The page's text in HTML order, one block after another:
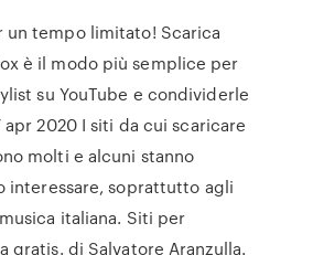
un tempo limitato! Scarica
è il modo più semplice per
su YouTube e condividerle
apr 2020 I siti da cui scaricare
molti e alcuni stanno
interessare, soprattutto agli
italiana. Siti per
gratis. di Salvatore Aranzulla.